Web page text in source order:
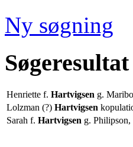
Ny søgning
Henriette f. Hartvigsen g.
Lolzman (?) Hartvigsen
Sarah f. Hartvigsen g.